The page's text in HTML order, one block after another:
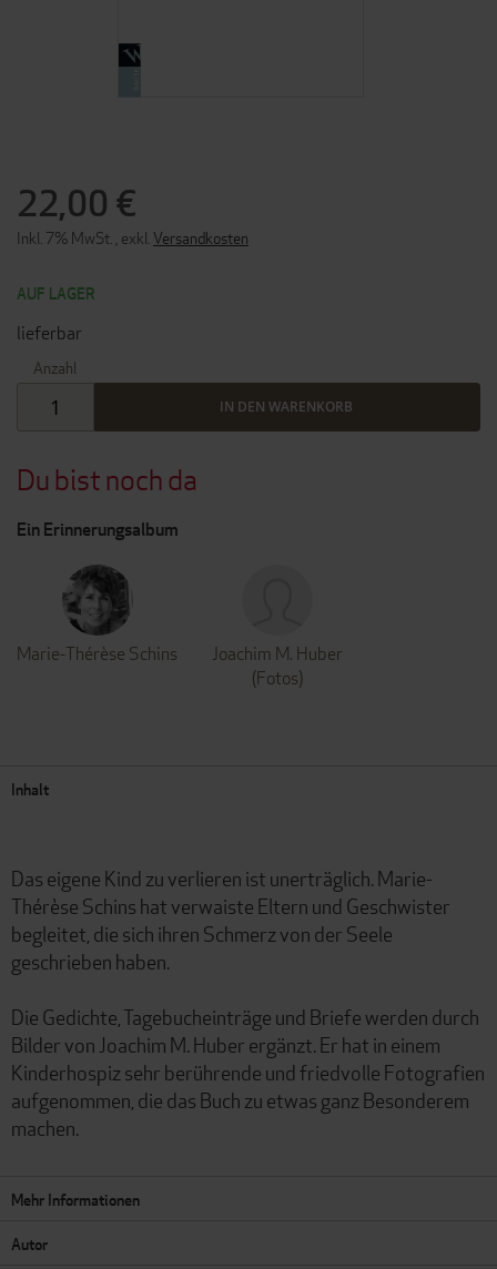
Du bist noch da
Ein Erinnerungsalbum
Marie-Thérèse Schins
Joachim M. Huber
(Fotos)
22,00 €
Inkl. 7% MwSt. exkl. Versandkosten
AUF LAGER
lieferbar
Anzahl
IN DEN WARENKORB
Inhalt
Das eigene Kind zu verlieren ist unerträglich. Marie-
Thérèse Schins hat verwaiste Eltern und Geschwister
begleitet, die sich ihren Schmerz von der Seele
geschrieben haben.
Die Gedichte, Tagebucheinträge und Briefe werden durch
Bilder von Joachim M. Huber ergänzt. Er hat in einem
Kinderhospiz sehr berührende und friedvolle Fotografien
aufgenommen, die das Buch zu etwas ganz Besonderem
machen.
Mehr Informationen
Autor